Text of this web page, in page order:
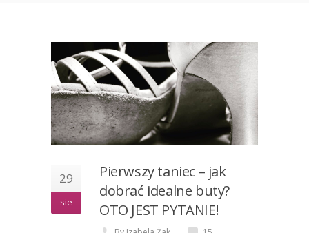
29
sie
Pierwszy taniec – jak
dobrać idealne buty?
OTO JEST PYTANIE!